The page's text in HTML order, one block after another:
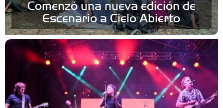
Comenzó una nueva edición de
Escenario a Cielo Abierto